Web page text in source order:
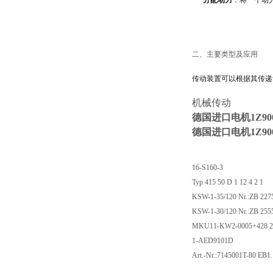
二、主要类型及应用
传动装置可以根据其传
机械传动
德国进口电机
德国进口电机
16-S160-3
Typ 415 50 D 1 12 4 2 1
KSW-1-35/120 Nr.:ZB
KSW-1-30/120 Nr.:ZB
MKU11-KW2-0005+428
1-AED9101D
Art.-Nr.:7145001T-80